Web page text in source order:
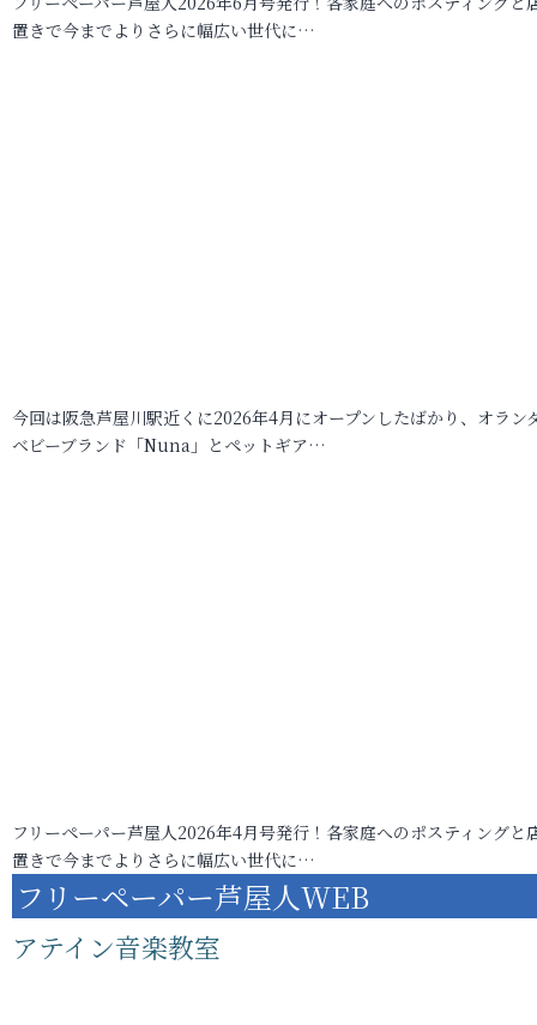
置きで今までよりさらに幅広い世代に…
今回は阪急芦屋川駅近くに2026年4月にオープンしたばかり、オラン
ベビーブランド「Nuna」とペットギア…
フリーペーパー芦屋人2026年4月号発行！各家庭へのポスティングと
置きで今までよりさらに幅広い世代に…
フリーペーパー芦屋人WEB
アテイン音楽教室